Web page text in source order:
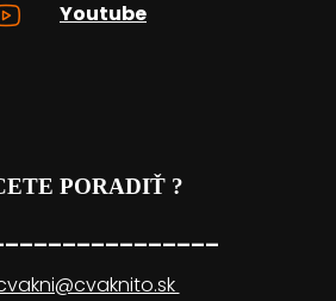
Youtube
PORADIŤ ?